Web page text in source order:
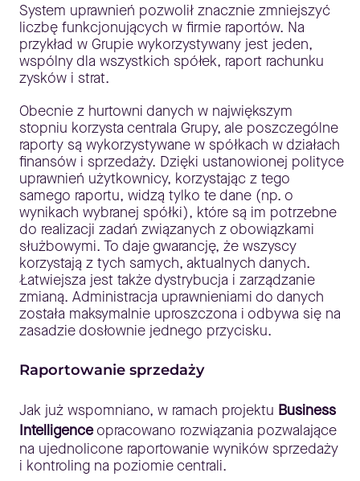
System uprawnień pozwolił znacznie zmniejszyć
liczbę funkcjonujących w firmie raportów. Na
przykład w Grupie wykorzystywany jest jeden,
wspólny dla wszystkich spółek, raport rachunku
zysków i strat.
Obecnie z hurtowni danych w największym
stopniu korzysta centrala Grupy, ale poszczególne
raporty są wykorzystywane w spółkach w działach
finansów i sprzedaży. Dzięki ustanowionej polityce
uprawnień użytkownicy, korzystając z tego
samego raportu, widzą tylko te dane (np. o
wynikach wybranej spółki), które są im potrzebne
do realizacji zadań związanych z obowiązkami
służbowymi. To daje gwarancję, że wszyscy
korzystają z tych samych, aktualnych danych.
Łatwiejsza jest także dystrybucja i zarządzanie
zmianą. Administracja uprawnieniami do danych
została maksymalnie uproszczona i odbywa się na
zasadzie dosłownie jednego przycisku.
Raportowanie sprzedaży
Jak już wspomniano, w ramach projektu Business
Intelligenceopracowano rozwiązania pozwalające
na ujednolicone raportowanie wyników sprzedaży
i kontroling na poziomie centrali.